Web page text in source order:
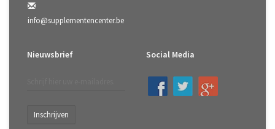
info@supplementencenter.be
Nieuwsbrief
Inschrijven
Social Media